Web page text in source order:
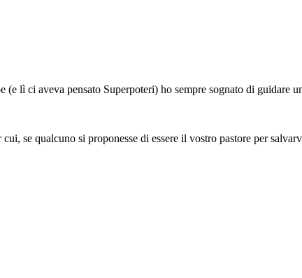
lì ci aveva pensato Superpoteri) ho sempre sognato di guidare
se qualcuno si proponesse di essere il vostro pastore per